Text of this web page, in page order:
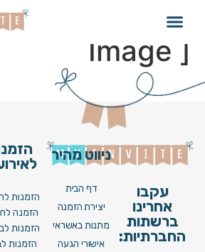
070_V22 [
Image ]
עקבו
אחרינו
ברשתות
החברתיות:
ניווט מהיר
דף הבית
יצירת הזמנה
מתנות באשראי
אישורי הגעה
הזמנות
הזמנה
הזמנות
הזמנות